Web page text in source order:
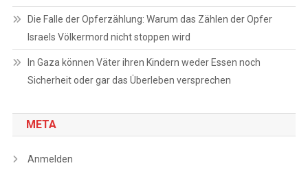
Die Falle der Opferzählung: Warum das Zählen der Opfer
Israels Völkermord nicht stoppen wird
In Gaza können Väter ihren Kindern weder Essen noch
Sicherheit oder gar das Überleben versprechen
META
Anmelden